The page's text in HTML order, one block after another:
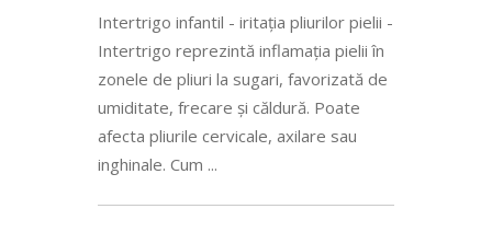
Intertrigo infantil - iritația pliurilor pielii -
Intertrigo reprezintă inflamația pielii în
zonele de pliuri la sugari, favorizată de
umiditate, frecare și căldură. Poate
afecta pliurile cervicale, axilare sau
inghinale. Cum